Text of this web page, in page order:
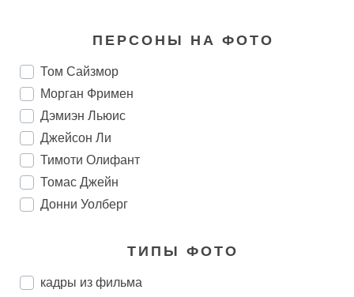
ПЕРСОНЫ НА ФОТО
Том Сайзмор
Морган Фримен
Дэмиэн Льюис
Джейсон Ли
Тимоти Олифант
Томас Джейн
Донни Уолберг
ТИПЫ ФОТО
кадры из фильма